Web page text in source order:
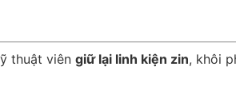
thuật viên giữ lại linh kiện zin, khôi